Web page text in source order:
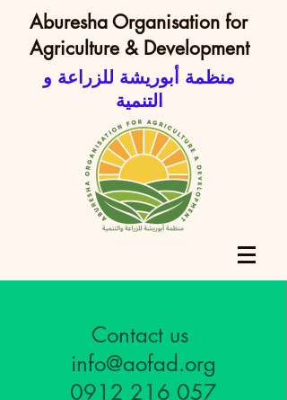
Aburesha Organisation for
Agriculture & Development
منظمة أبوريشة للزراعة و
التنمية
Contact us
info@aofad.org
0912 216 057